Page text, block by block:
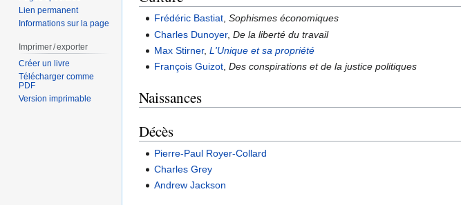
Frédéric Bastiat ,Sophismes économiques
Charles Dunoyer,De la liberté du travail
Max Stirner,L'Unique et sa propriété
François Guizot,Des conspirations et de la justice politiques
Naissances
Décès
Pierre-Paul Royer-Collard
Charles Grey
Andrew Jackson
Lien permanent
Informations sur la page
Imprimer / exporter
Créer un livre
Télécharger comme
PDF
Version imprimable